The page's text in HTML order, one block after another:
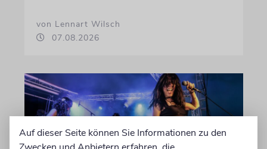
von Lennart Wilsch
07.08.2026
Auf dieser Seite können Sie Informationen zu den